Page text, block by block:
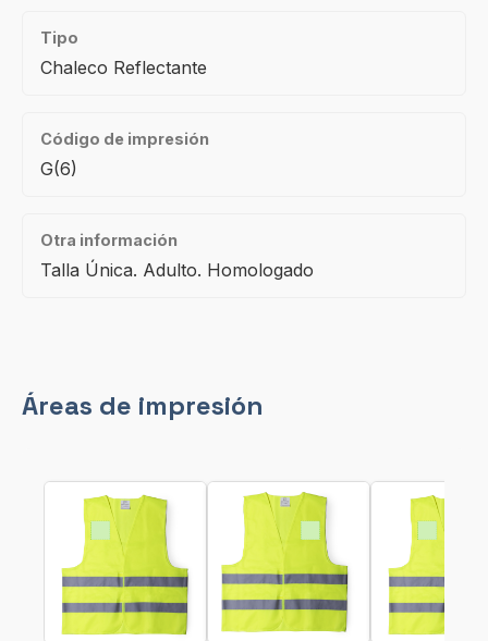
Tipo
Chaleco Reflectante
Código de impresión
G(6)
Otra información
Talla Única. Adulto. Homologado
Áreas de impresión